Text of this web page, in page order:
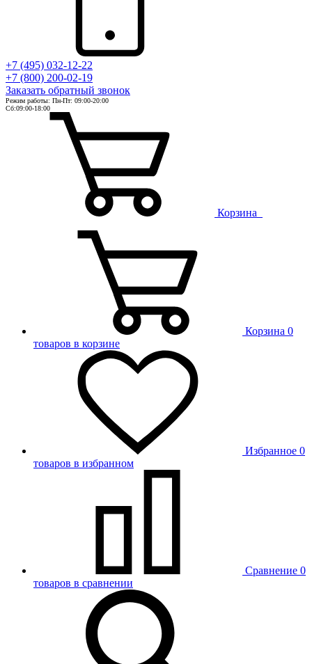
+7 (495) 032-12-22
+7 (800) 200-02-19
Заказать обратный звонок
Режим работы: Пн-Пт: 09:00-20:00
Сб:09:00-18:00
Корзина
Корзина 0
товаров в корзине
Избранное 0
товаров в избранном
Сравнение 0
товаров в сравнении